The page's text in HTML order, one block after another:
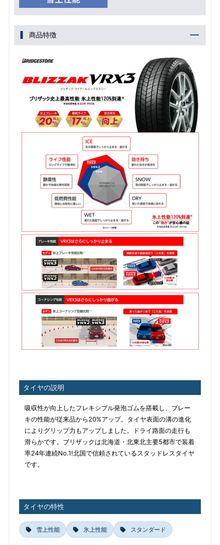
商品特徴
タイヤの説明
吸収性が向上したフレキシブル発泡ゴムを搭載し、ブレー
キの性能が従来品から20%アップ。タイヤ表面の溝の進化
によりグリップ力もアップしました。ドライ路面の走行も
滑らかです。ブリザックは北海道・北東北主要5都市で装着
率24年連続No.1!北国で信頼されているスタッドレスタイヤ
です。
タイヤの特性
雪上性能 氷上性能 スタンダード